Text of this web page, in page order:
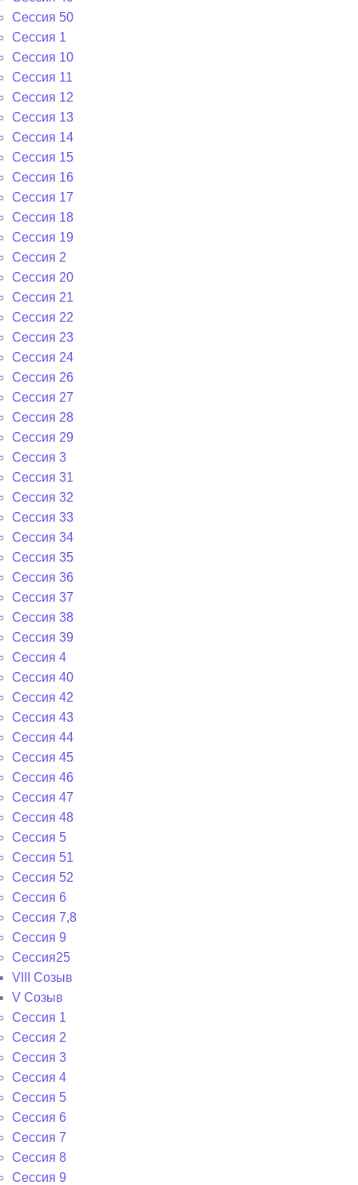
Cессия 50
Сессия 1
Сессия 10
Сессия 11
Сессия 12
Сессия 13
Сессия 14
Сессия 15
Сессия 16
Сессия 17
Сессия 18
Сессия 19
Сессия 2
Сессия 20
Сессия 21
Сессия 22
Сессия 23
Сессия 24
Сессия 26
Сессия 27
Сессия 28
Сессия 29
Сессия 3
Сессия 31
Сессия 32
Сессия 33
Сессия 34
Сессия 35
Сессия 36
Сессия 37
Сессия 38
Сессия 39
Сессия 4
Сессия 40
Сессия 42
Сессия 43
Сессия 44
Сессия 45
Сессия 46
Сессия 47
Сессия 48
Сессия 5
Сессия 51
Сессия 52
Сессия 6
Сессия 7,8
Сессия 9
Сессия25
VIII Созыв
V Созыв
Сессия 1
Сессия 2
Сессия 3
Сессия 4
Сессия 5
Сессия 6
Сессия 7
Сессия 8
Сессия 9